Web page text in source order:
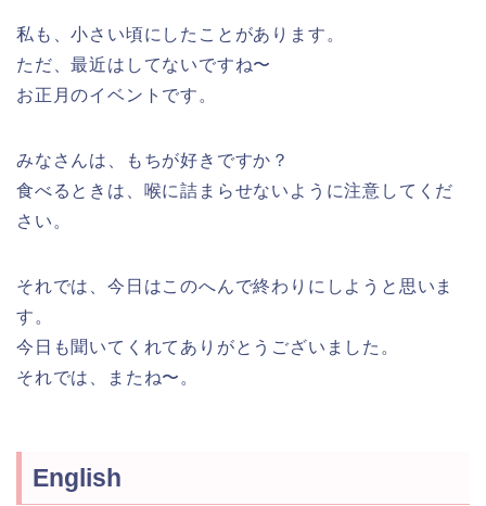
私も、小さい頃にしたことがあります。
ただ、最近はしてないですね〜
お正月のイベントです。
みなさんは、もちが好きですか？
食べるときは、喉に詰まらせないように注意してくだ
さい。
それでは、今日はこのへんで終わりにしようと思いま
す。
今日も聞いてくれてありがとうございました。
それでは、またね〜。
English